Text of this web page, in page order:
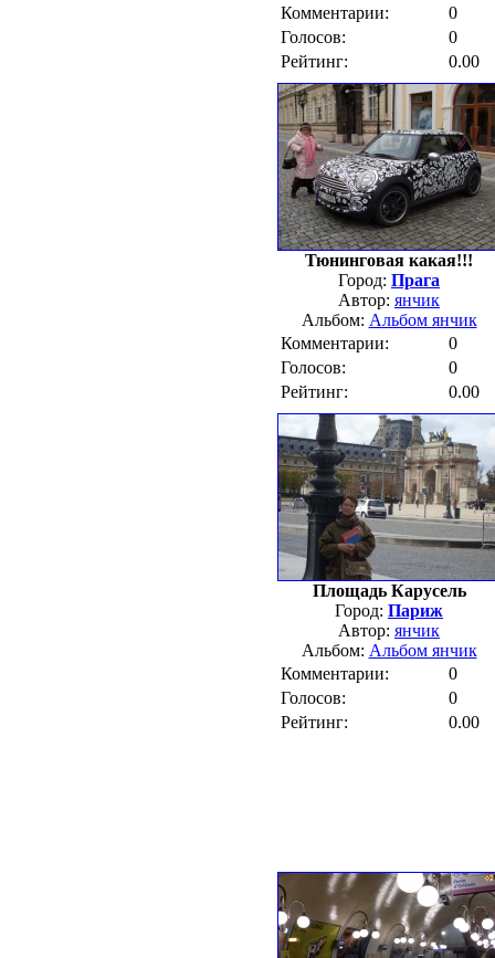
Комментарии:
0
Голосов:
0
Рейтинг:
0.00
Тюнинговая какая!!!
Город: Прага
Автор: янчик
Альбом: Альбом янчик
Комментарии:
0
Голосов:
0
Рейтинг:
0.00
Площадь Карусель
Город: Париж
Автор: янчик
Альбом: Альбом янчик
Комментарии:
0
Голосов:
0
Рейтинг:
0.00